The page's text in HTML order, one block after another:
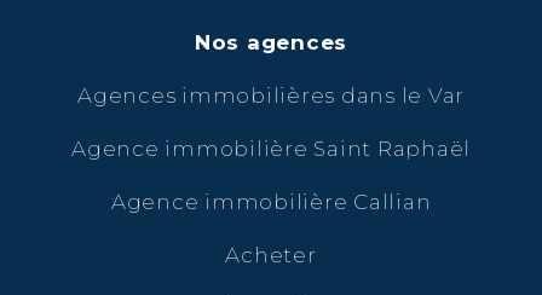
Nos agences
Agences immobilières dans le Var
Agence immobilière Saint Raphaël
Agence immobilière Callian
Acheter